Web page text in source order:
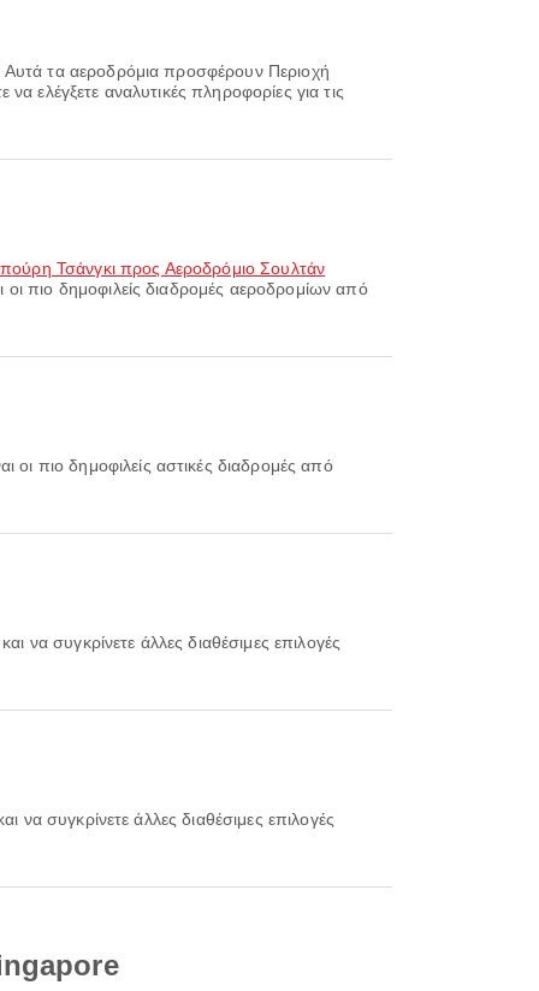
τα αεροδρόμια προσφέρουν Περιοχή
ελέγξετε αναλυτικές πληροφορίες για τις
Τσάνγκι προς Αεροδρόμιο Σουλτάν
οι πιο δημοφιλείς διαδρομές αεροδρομίων από
οι πιο δημοφιλείς αστικές διαδρομές από